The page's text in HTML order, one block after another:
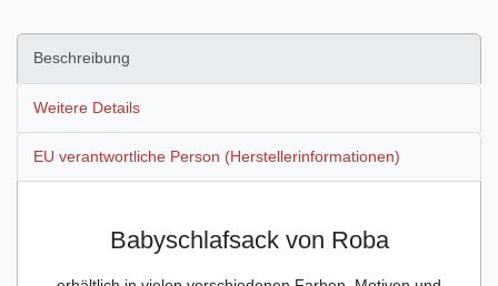
Beschreibung
Weitere Details
EU verantwortliche Person (Herstellerinformationen)
Babyschlafsack von Roba